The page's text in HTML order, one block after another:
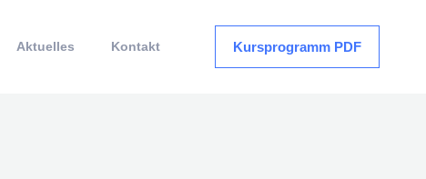
Aktuelles Kontakt Kursprogramm PDF